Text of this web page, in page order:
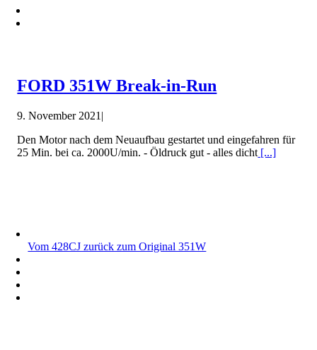
FORD 351W Break-in-Run
9. November 2021 |
Den Motor nach dem Neuaufbau gestartet und eingefahren für
25 Min. bei ca. 2000U/min. - Öldruck gut - alles dicht [...]
Vom 428CJ zurück zum Original 351W